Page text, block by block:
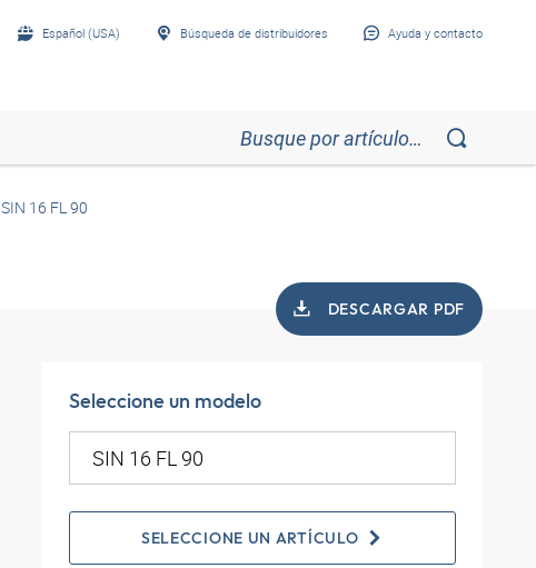
Español (USA) Búsqueda de distribuidores Ayuda y contacto
SIN 16 FL 90
DESCARGAR PDF
Seleccione un modelo
SELECCIONE UN ARTÍCULO